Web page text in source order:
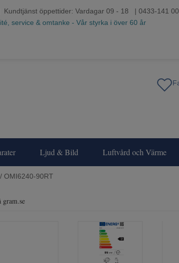
Kundtjänst öppettider: Vardagar 09 - 18 | 0433-141 00
service & omtanke - Vår styrka i över 60 år
Ljud & Bild Luftvård och Värme
/ OMI6240-90RT